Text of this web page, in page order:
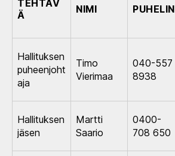
TEHTÄV
Ä
NIMI PUHELIN
Hallituksen
puheenjoht
aja
Timo
Vierimaa
040-557
8938
Hallituksen
jäsen
Martti
Saario
0400-
708 650